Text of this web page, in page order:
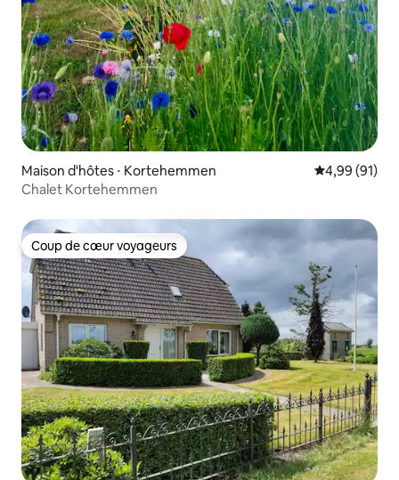
Maison d'hôtes ⋅ Kortehemmen Évaluation
4,99 (91)
Chalet Kortehemmen
Coup de cœur voyageurs
Coup de cœur voyageurs